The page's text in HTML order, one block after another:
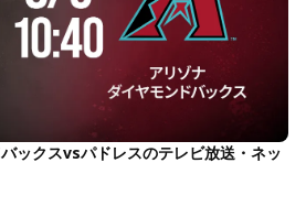
ックスvsパドレスのテレビ放送・ネッ